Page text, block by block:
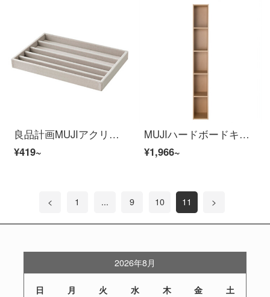
良品計画MUJIアクリルボックス用シルクの仕切りのネックレスは、幅約23.5×長さ15.5×高さ2.5 cmです。
¥419~
MUJIハードボードキャビネット/5階/ベージュ色幅25*奥行き29*高さ180 cm
¥1,966~
< 1 ... 9 10 11 >
2026年8月
日 月 火 水 木 金 土